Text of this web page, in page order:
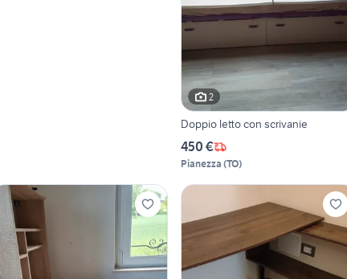
2
Doppio letto con scrivanie
450 €
Pianezza (TO)